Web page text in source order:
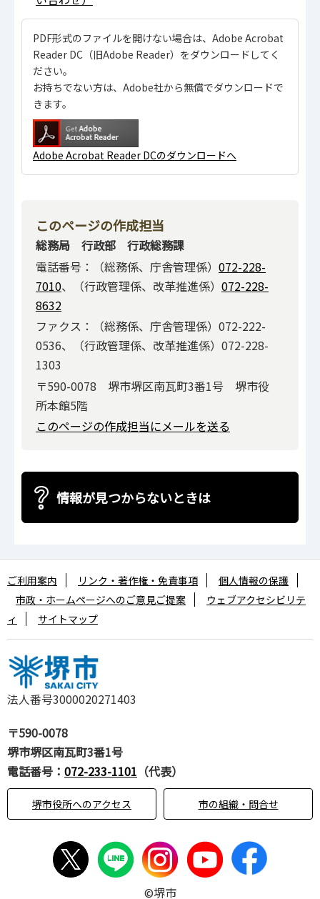
PDF形式のファイルを開けない場合は、Adobe Acrobat
Reader DC（旧Adobe Reader）をダウンロードしてく
ださい。
お持ちでない方は、Adobe社から無償でダウンロードで
きます。
Adobe Acrobat Reader DCのダウンロードへ
このページの作成担当
総務局 行政部 行政総務課
電話番号：（総務係、庁舎管理係） 072-228-
7010、（行政管理係、改革推進係） 072-228-
8632
ファクス：（総務係、庁舎管理係）072-222-
0536、（行政管理係、改革推進係）072-228-
1303
〒590-0078 堺市堺区南瓦町3番1号 堺市役
所本館5階
このページの作成担当にメールを送る
情報が見つからないときは
法人番号3000020271403
〒590-0078
堺市堺区南瓦町3番1号
電話番号： 072-233-1101 （代表）
堺市役所へのアクセス 市の組織・問合せ
ご利用案内 リンク・著作権・免責事項
個人情報の保護
市政・ホームページへのご意見ご提案
ウェブアクセシビリテ
ィ
サイトマップ
©堺市